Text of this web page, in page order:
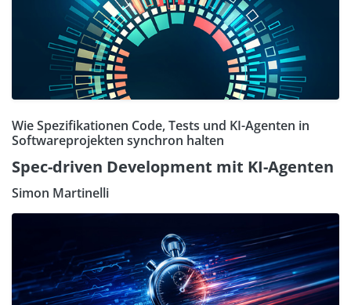
Wie Spezifikationen Code, Tests und KI-Agenten in
Softwareprojekten synchron halten
Spec-driven Development mit KI-Agenten
Simon Martinelli